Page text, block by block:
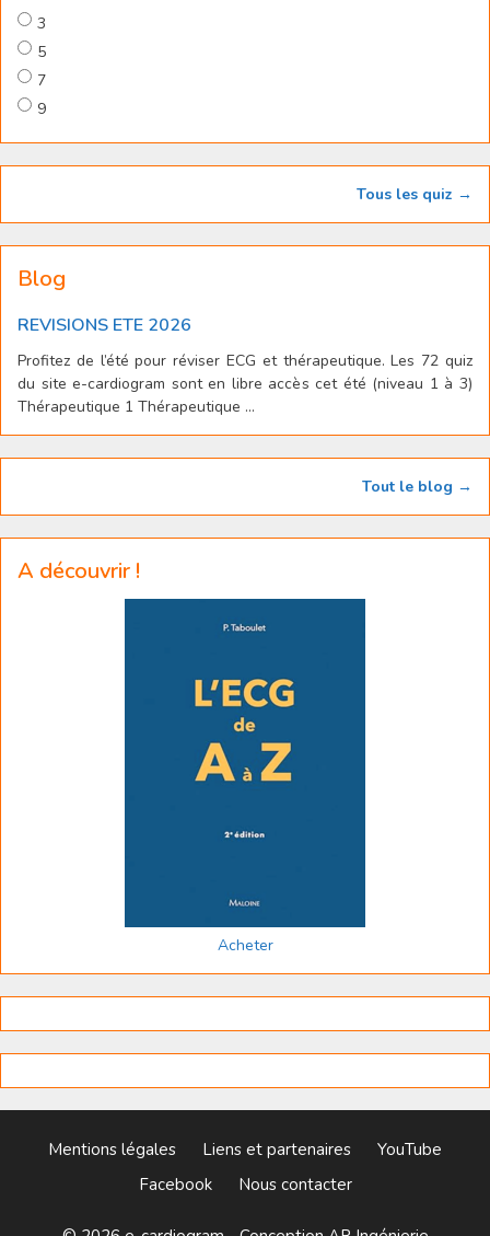
3
5
7
9
Tous les quiz →
Blog
REVISIONS ETE 2026
Profitez de l’été pour réviser ECG et thérapeutique. Les 72 quiz
du site e-cardiogram sont en libre accès cet été (niveau 1 à 3)
Thérapeutique 1 Thérapeutique ...
Tout le blog →
A découvrir !
Acheter
Mentions légales Liens et partenaires
YouTube
Facebook
Nous contacter